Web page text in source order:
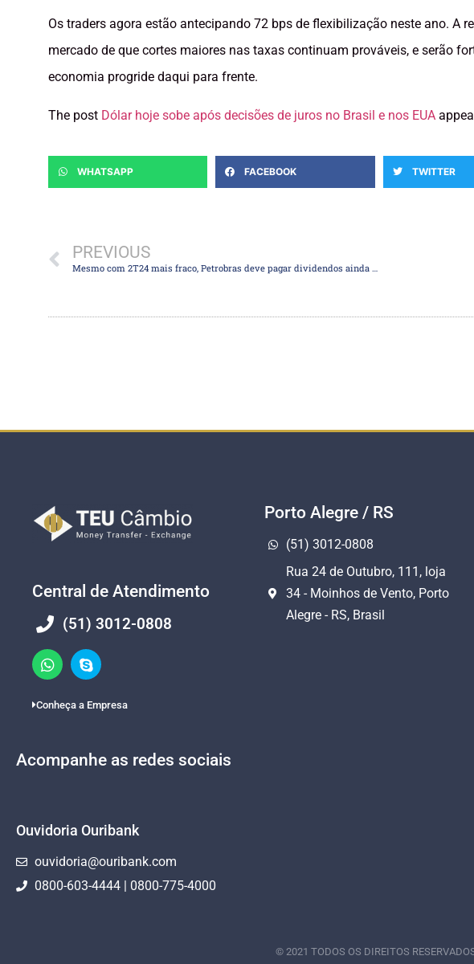
Os traders agora estão antecipando 72 bps de flexibilização neste ano. A
mercado de que cortes maiores nas taxas continuam prováveis, e serão
economia progride daqui para frente.
The post Dólar hoje sobe após decisões de juros no Brasil e nos EUA
WHATSAPP FACEBOOK TWITTER
PREVIOUS
Mesmo com 2T24 mais fraco, Petrobras deve pagar dividendos ainda fortes, diz analista
Central de Atendimento
(51) 3012-0808
Conheça a Empresa
Porto Alegre / RS
(51) 3012-0808
Rua 24 de Outubro, 111, loja
34 - Moinhos de Vento, Porto
Alegre - RS, Brasil
Acompanhe as redes sociais
Ouvidoria Ouribank
ouvidoria@ouribank.com
0800-603-4444 | 0800-775-4000
© 2021 TODOS OS DIREITOS